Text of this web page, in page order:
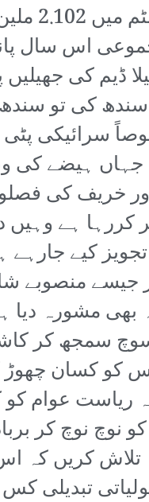
پچھلے ماہ میں
کم ہے جبکہ بحیثیت
ڈیم کی
سندھ کی تو
سرائیکی
ہیضے کی
خریف کی
کررہا ہے
کیے جارہے
جیسے منصوبے
بھی مشورہ
سمجھ کر
کو کسان چھوڑ
ریاست عوام
نوچ کر
تلاش کریں کہ
تبدیلی